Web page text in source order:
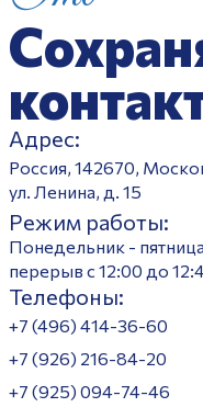
Адрес:
Россия, 142670,
ул. Ленина, д. 15
Режим работы:
Понедельник -
перерыв с 12:00 до
Телефоны:
+7 (496) 414-36-60
+7 (926) 216-84-20
+7 (925) 094-74-46